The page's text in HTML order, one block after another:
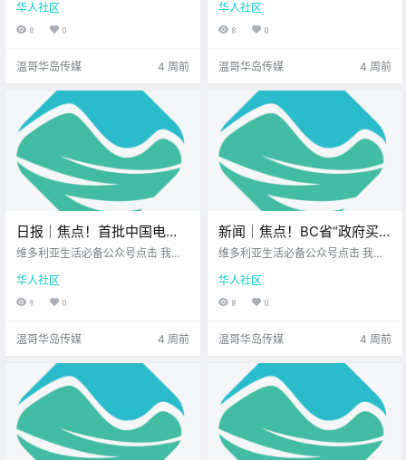
Saanich免费公园音乐会正式
开唱！
一直在你身边UPS维多利亚DT店北
美最大亚洲超市 大家周三好呀~ 一
鲜事吧！ S.
华人社区
8 0
温哥华岛传媒 4 周前
账上！
一直在你身边您值得信赖的地产经
纪维多利亚顶级科创学校 在加拿大
费） 已经让.
华人社区
8 0
温哥华岛传媒 4 周前
日报｜焦点！首批中国电动
汽车抵达加拿大！Saanich发
亡，嫌疑人被控谋杀！
维多利亚生活必备公众号点击 我在
一直在你身边北美最大亚洲超市您
值得信赖的地产经纪公元2026年7
报（.
华人社区
9 0
温哥华岛传媒 4 周前
新闻｜焦点！BC省“政府买
空置公寓”计划引爆国会，自
多利亚免费夏日系列音乐节
回归啦！
维多利亚生活必备公众号点击 我在
一直在你身边UPS维多利亚DT店北
美最大亚洲超市 大家周二好呀~ 新
些新鲜事吧！.
华人社区
8 0
温哥华岛传媒 4 周前